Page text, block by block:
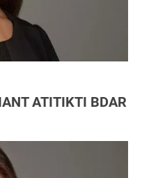
ATITIKTI BDAR